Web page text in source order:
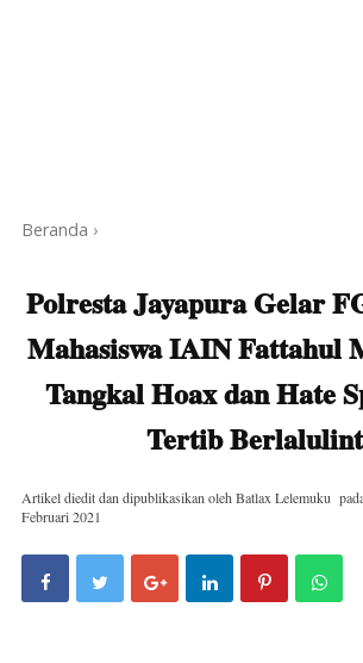
Beranda ›
Polresta Jayapura Gelar
Mahasiswa IAIN Fattahul
Tangkal Hoax dan Hate
Tertib
Artikel diedit dan dipublikasikan oleh Batlax Lelemuku
Februari 2021